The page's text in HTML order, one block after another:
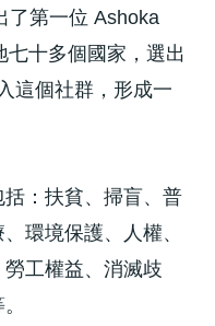
了第一位 Ashoka
七十多個國家，選出
這個社群，形成一
：扶貧、掃盲、普
環境保護、人權、
工權益、消滅歧